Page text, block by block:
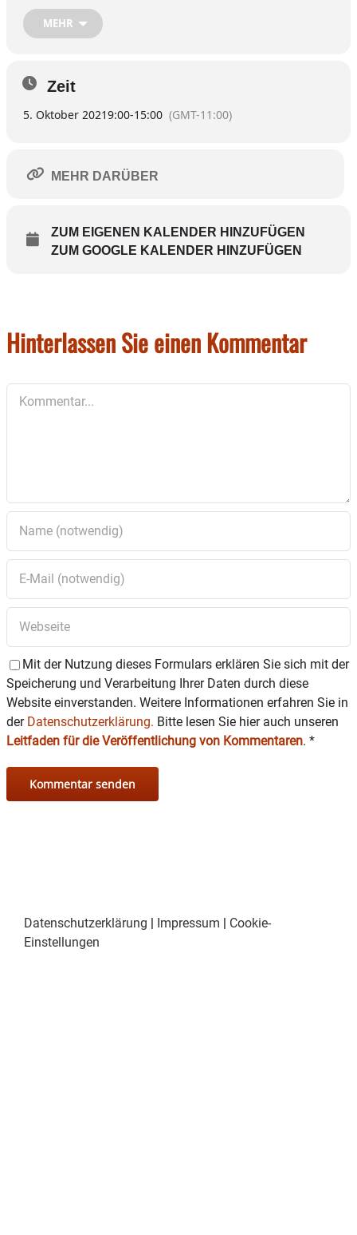
– Gesamtstrecke beträgt etwa acht Kilometer.
– Anmeldung bitte bis zum Montag um 12 Uhr in der
Wasserburger Bücherstube unter der 08071/7401.
MEHR
Zeit
5. Oktober 20219:00-15:00 (GMT-11:00)
MEHR DARÜBER
ZUM EIGENEN KALENDER HINZUFÜGEN
ZUM GOOGLE KALENDER HINZUFÜGEN
Hinterlassen Sie einen Kommentar
Mit der Nutzung dieses Formulars erklären Sie sich mit der
Speicherung und Verarbeitung Ihrer Daten durch diese
Website einverstanden. Weitere Informationen erfahren Sie in
der Datenschutzerklärung. Bitte lesen Sie hier auch unseren
Leitfaden für die Veröffentlichung von Kommentaren. *
Datenschutzerklärung | Impressum | Cookie-
Einstellungen